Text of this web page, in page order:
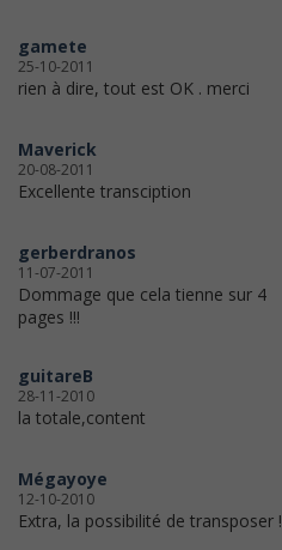
gamete
25-10-2011
rien à dire, tout est OK . merci
Maverick
20-08-2011
Excellente transciption
gerberdranos
11-07-2011
Dommage que cela tienne sur 4
pages !!!
guitareB
28-11-2010
la totale,content
Mégayoye
12-10-2010
Extra, la possibilité de transposer !